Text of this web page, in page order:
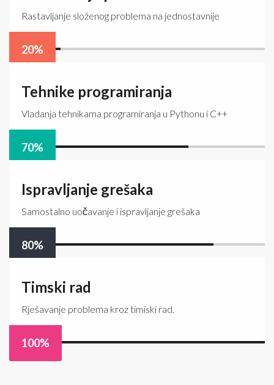
Rastavljanje složenog problema na jednostavnije
20%
Tehnike programiranja
Vladanja tehnikama programiranja u Pythonu i C++
70%
Ispravljanje grešaka
Samostalno uočavanje i ispravljanje grešaka
80%
Timski rad
Rješavanje problema kroz timiski rad.
100%